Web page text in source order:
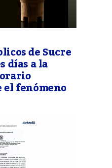
de Sucre
días a la
fenómeno